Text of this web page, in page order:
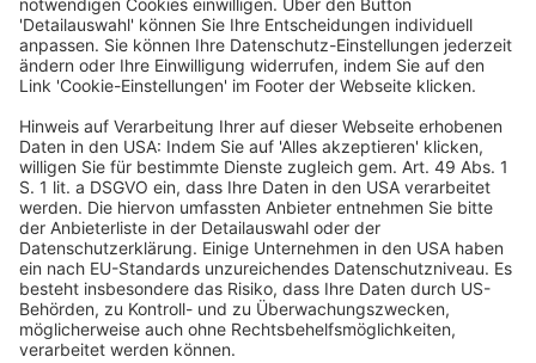
führender Kopf an der Schnittstelle von Landwirtschaft,
Digitalisierung und nachhaltiger Wertschöpfung.